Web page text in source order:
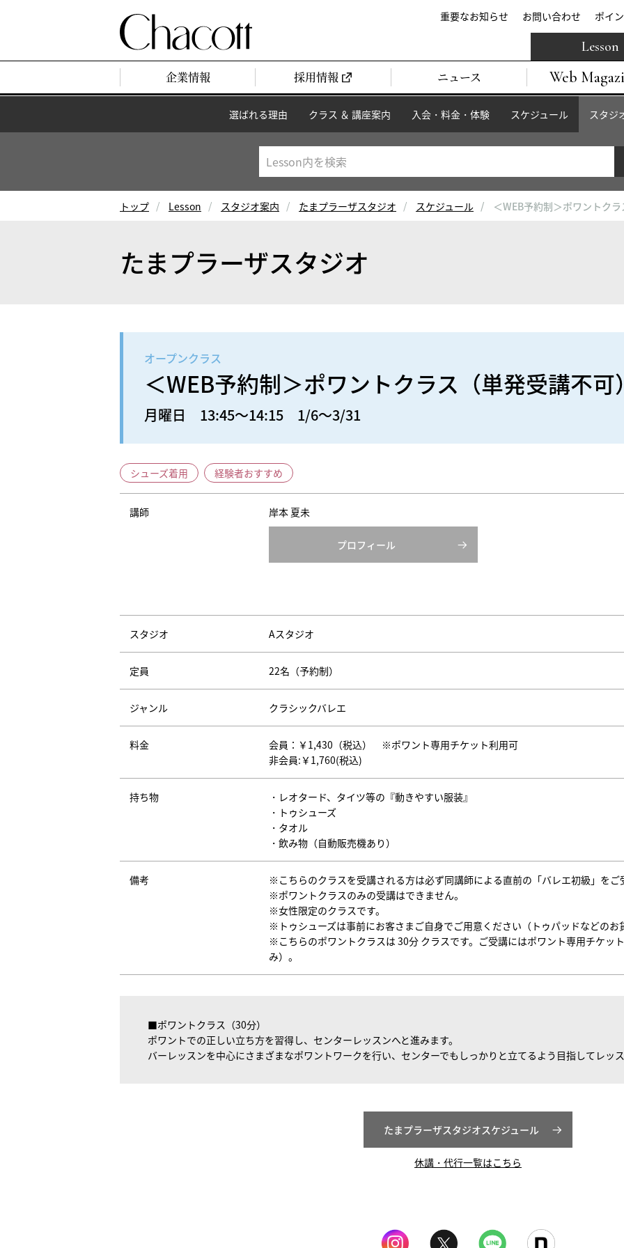
重要なお知らせ お問い合わせ ポイ
企業情報 採用情報 ニュース Web
Lesson
選ばれる理由 クラス ＆ 講座案内 入会・料金・体験 スケジュール スタジ
トップ Lesson スタジオ案内 たまプラーザスタジオ スケジュール ＜WEB予約制＞ポワントク
たまプラーザスタジオ
オープンクラス
＜WEB予約制＞ポワントクラス（単発受講不可
月曜日 13:45～14:15 1/6～3/31
シューズ着用 経験者おすすめ
講師 岸本 夏未
プロフィール
スタジオ Aスタジオ
定員 22名（予約制）
ジャンル クラシックバレエ
料金
会員：￥1,430（税込） ※ポワント専用チケット利用可
非会員:￥1,760(税込)
持ち物
・レオタード、タイツ等の『動きやすい服装』
・トゥシューズ
・タオル
・飲み物（自動販売機あり）
備考
※こちらのクラスを受講される方は必ず同講師による直前の「バレエ初級」をご
※ポワントクラスのみの受講はできません。
※女性限定のクラスです。
※トゥシューズは事前にお客さまご自身でご用意ください（トゥパッドなどのお
※こちらのポワントクラスは 30分 クラスです。ご受講にはポワント専用チケッ
み）。
■ポワントクラス（30分）
ポワントでの正しい立ち方を習得し、センターレッスンへと進みます。
バーレッスンを中心にさまざまなポワントワークを行い、センターでもしっかりと立てるよう目指してレッ
たまプラーザスタジオスケジュール
休講・代行一覧はこちら